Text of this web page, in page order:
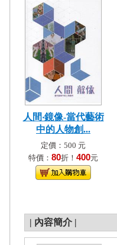
人間‧鏡像-當代藝術
中的人物創...
定價：500 元
特價： 80折！ 400元
| 內容簡介 |